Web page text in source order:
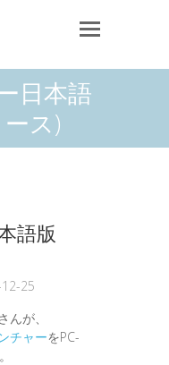
日本語
ス)
語版
25
んが、
チャーをPC-